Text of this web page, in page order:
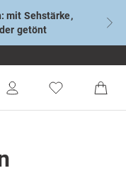
mit Sehstärke,
getönt